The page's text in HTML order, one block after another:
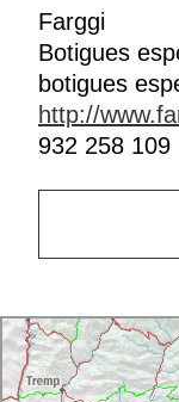
Farggi
Botigues
botigues
http://
932 258 109